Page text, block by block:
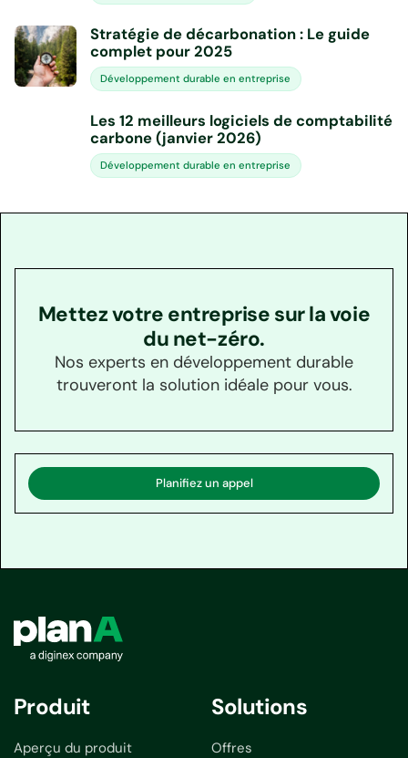
Stratégie de décarbonation : Le guide
complet pour 2025
Développement durable en entreprise
Les 12 meilleurs logiciels de comptabilité
carbone (janvier 2026)
Développement durable en entreprise
Mettez votre entreprise sur la voie
du net-zéro.
Nos experts en développement durable
trouveront la solution idéale pour vous.
Planifiez un appel
Produit
Aperçu du produit
Solutions
Offres